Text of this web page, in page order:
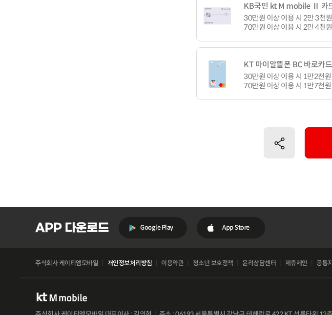
KB국민 kt M mobile Ⅱ 카
30만원 이상 이용 시 2만 3천
70만원 이상 이용 시 2만 4천
KT 마이알뜰폰 BC 바로카드
30만원 이상 이용 시 1만2천원
70만원 이상 이용 시 1만7천원
공유하기
Google Play App Store
주식회사 케이티엠모바일 개인정보처리방침 이용약관 청소년 보호정책 윤리상담센터 제휴제안 공통